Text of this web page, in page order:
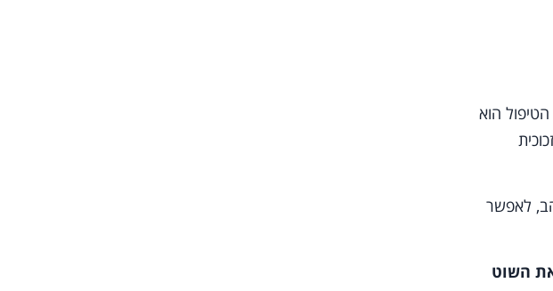
הוא
לאפשר
השוט